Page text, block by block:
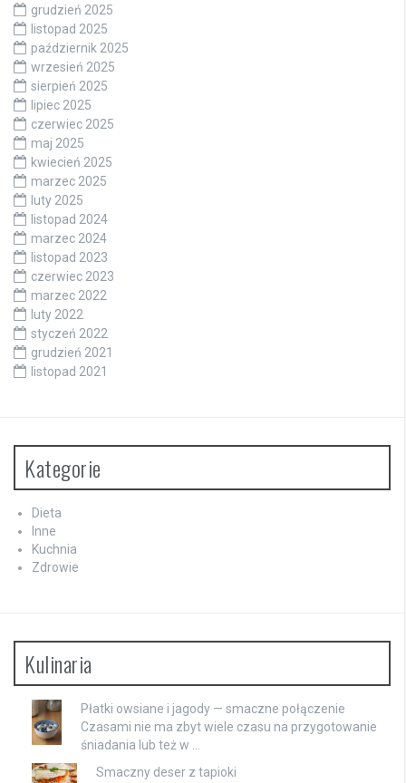
grudzień 2025
listopad 2025
październik 2025
wrzesień 2025
sierpień 2025
lipiec 2025
czerwiec 2025
maj 2025
kwiecień 2025
marzec 2025
luty 2025
listopad 2024
marzec 2024
listopad 2023
czerwiec 2023
marzec 2022
luty 2022
styczeń 2022
grudzień 2021
listopad 2021
Kategorie
Dieta
Inne
Kuchnia
Zdrowie
Kulinaria
Płatki owsiane i jagody — smaczne połączenie
Czasami nie ma zbyt wiele czasu na przygotowanie
śniadania lub też w …
Smaczny deser z tapioki